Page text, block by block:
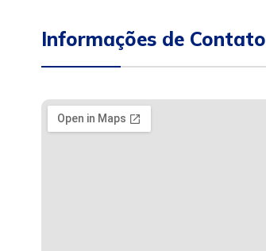
Informações de Contato